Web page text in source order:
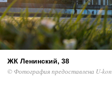
ЖК Ленинский, 38
© Фотография предоставлена U-kon